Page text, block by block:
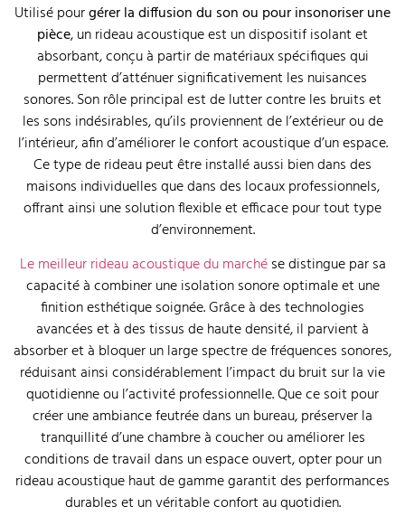
Utilisé pourgérer la diffusion du son ou pour insonoriser une
pièce, un rideau acoustique est un dispositif isolant et
absorbant, conçu à partir de matériaux spécifiques qui
permettent d’atténuer significativement les nuisances
sonores. Son rôle principal est de lutter contre les bruits et
les sons indésirables, qu’ils proviennent de l’extérieur ou de
l’intérieur, afin d’améliorer le confort acoustique d’un espace.
Ce type de rideau peut être installé aussi bien dans des
maisons individuelles que dans des locaux professionnels,
offrant ainsi une solution flexible et efficace pour tout type
d’environnement.
Le meilleur rideau acoustique du marchése distingue par sa
capacité à combiner une isolation sonore optimale et une
finition esthétique soignée. Grâce à des technologies
avancées et à des tissus de haute densité, il parvient à
absorber et à bloquer un large spectre de fréquences sonores,
réduisant ainsi considérablement l’impact du bruit sur la vie
quotidienne ou l’activité professionnelle. Que ce soit pour
créer une ambiance feutrée dans un bureau, préserver la
tranquillité d’une chambre à coucher ou améliorer les
conditions de travail dans un espace ouvert, opter pour un
rideau acoustique haut de gamme garantit des performances
durables et un véritable confort au quotidien.